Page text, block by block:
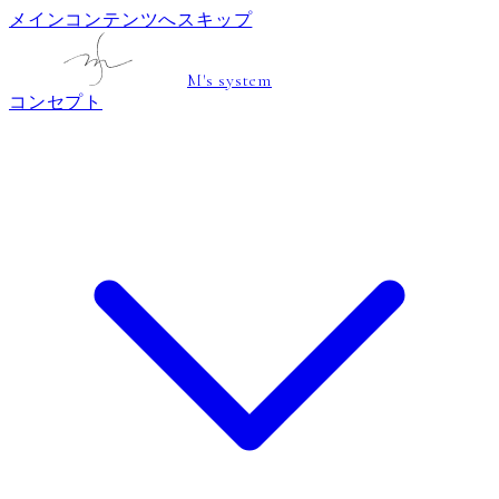
メインコンテンツへスキップ
M's system
コンセプト